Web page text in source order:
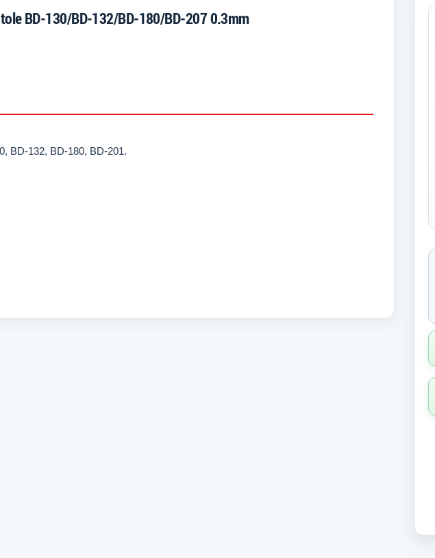
BD-130/BD-132/BD-180/BD-207 0.3mm
BD-132, BD-180, BD-201.